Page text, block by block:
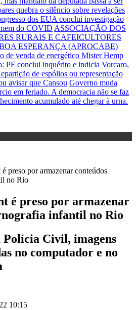
quebra o silêncio sobre revelações
dos EUA conclui investigação
do COVID ASSOCIAÇÃO DOS
RURAIS E CAFEICULTORES
ESPERANÇA (APROCABE)
de venda de energético Mister Hemp
PF conclui inquérito e indicia Vorcaro,
de espólios ou representação
avisar que Cansou Governo muda
em feriado. A democracia não se faz
acumulado até chegar à urna.
é preso por armazenar
infantil no Rio
Polícia Civil, imagens
no computador e no
10:15